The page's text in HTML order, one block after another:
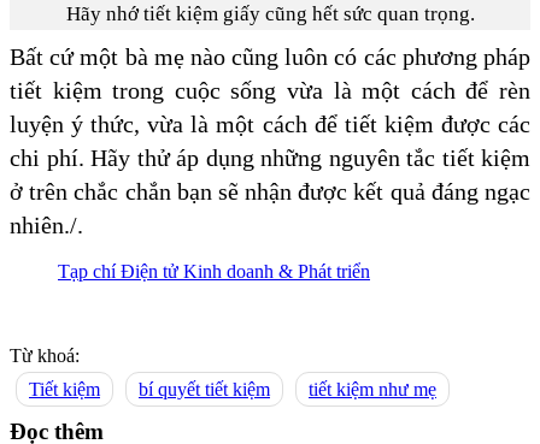
Hãy nhớ tiết kiệm giấy cũng hết sức quan trọng.
Bất cứ một bà mẹ nào cũng luôn có các phương pháp
tiết kiệm trong cuộc sống vừa là một cách để rèn
luyện ý thức, vừa là một cách để tiết kiệm được các
chi phí. Hãy thử áp dụng những nguyên tắc tiết kiệm
ở trên chắc chắn bạn sẽ nhận được kết quả đáng ngạc
nhiên./.
Tạp chí Điện tử Kinh doanh & Phát triển
Từ khoá:
Tiết kiệm
bí quyết tiết kiệm tiết kiệm như mẹ
Đọc thêm